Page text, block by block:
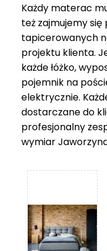
Każdy materac
też zajmujemy się
tapicerowanych
projektu klienta.
każde łóżko,
pojemnik na
elektrycznie.
dostarczane do
profesjonalny
wymiar